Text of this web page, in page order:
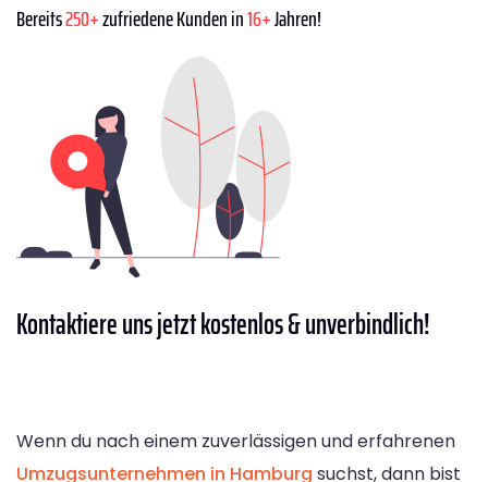
Bereits250+zufriedene Kunden in16+Jahren!
Kontaktiereuns jetzt kostenlos & unverbindlich!
Wenn du nach einem zuverlässigen und erfahrenen
Umzugsunternehmen in Hamburg suchst, dann bist